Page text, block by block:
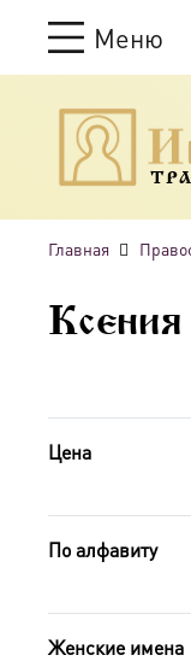
Меню
Главная
Ксения
Цена
По алфавиту
Женские имена